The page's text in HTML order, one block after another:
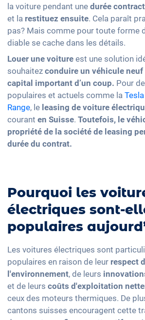
la voiture pendant une durée
et la restituez ensuite. Cela paraît
pas? Mais comme pour toute forme
diable se cache dans les détails.
Louer une voiture est une solution
souhaitez conduire un véhicule neuf
capital important d’un coup. Pour
populaires et actuels comme la
Range, le leasing de voiture
courant en Suisse. Toutefois, le
propriété de la société de leasing
durée du contrat.
Pourquoi les
électriques sont-
populaires
Les voitures électriques sont
populaires en raison de leur respect
l'environnement, de leurs
et de leurs coûts d'exploitation
ceux des moteurs thermiques. De
cantons suisses encouragent cette